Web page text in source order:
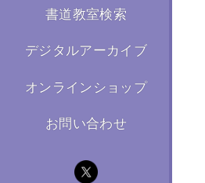
書道教室検索
デジタルアーカイブ
オンラインショップ
お問い合わせ